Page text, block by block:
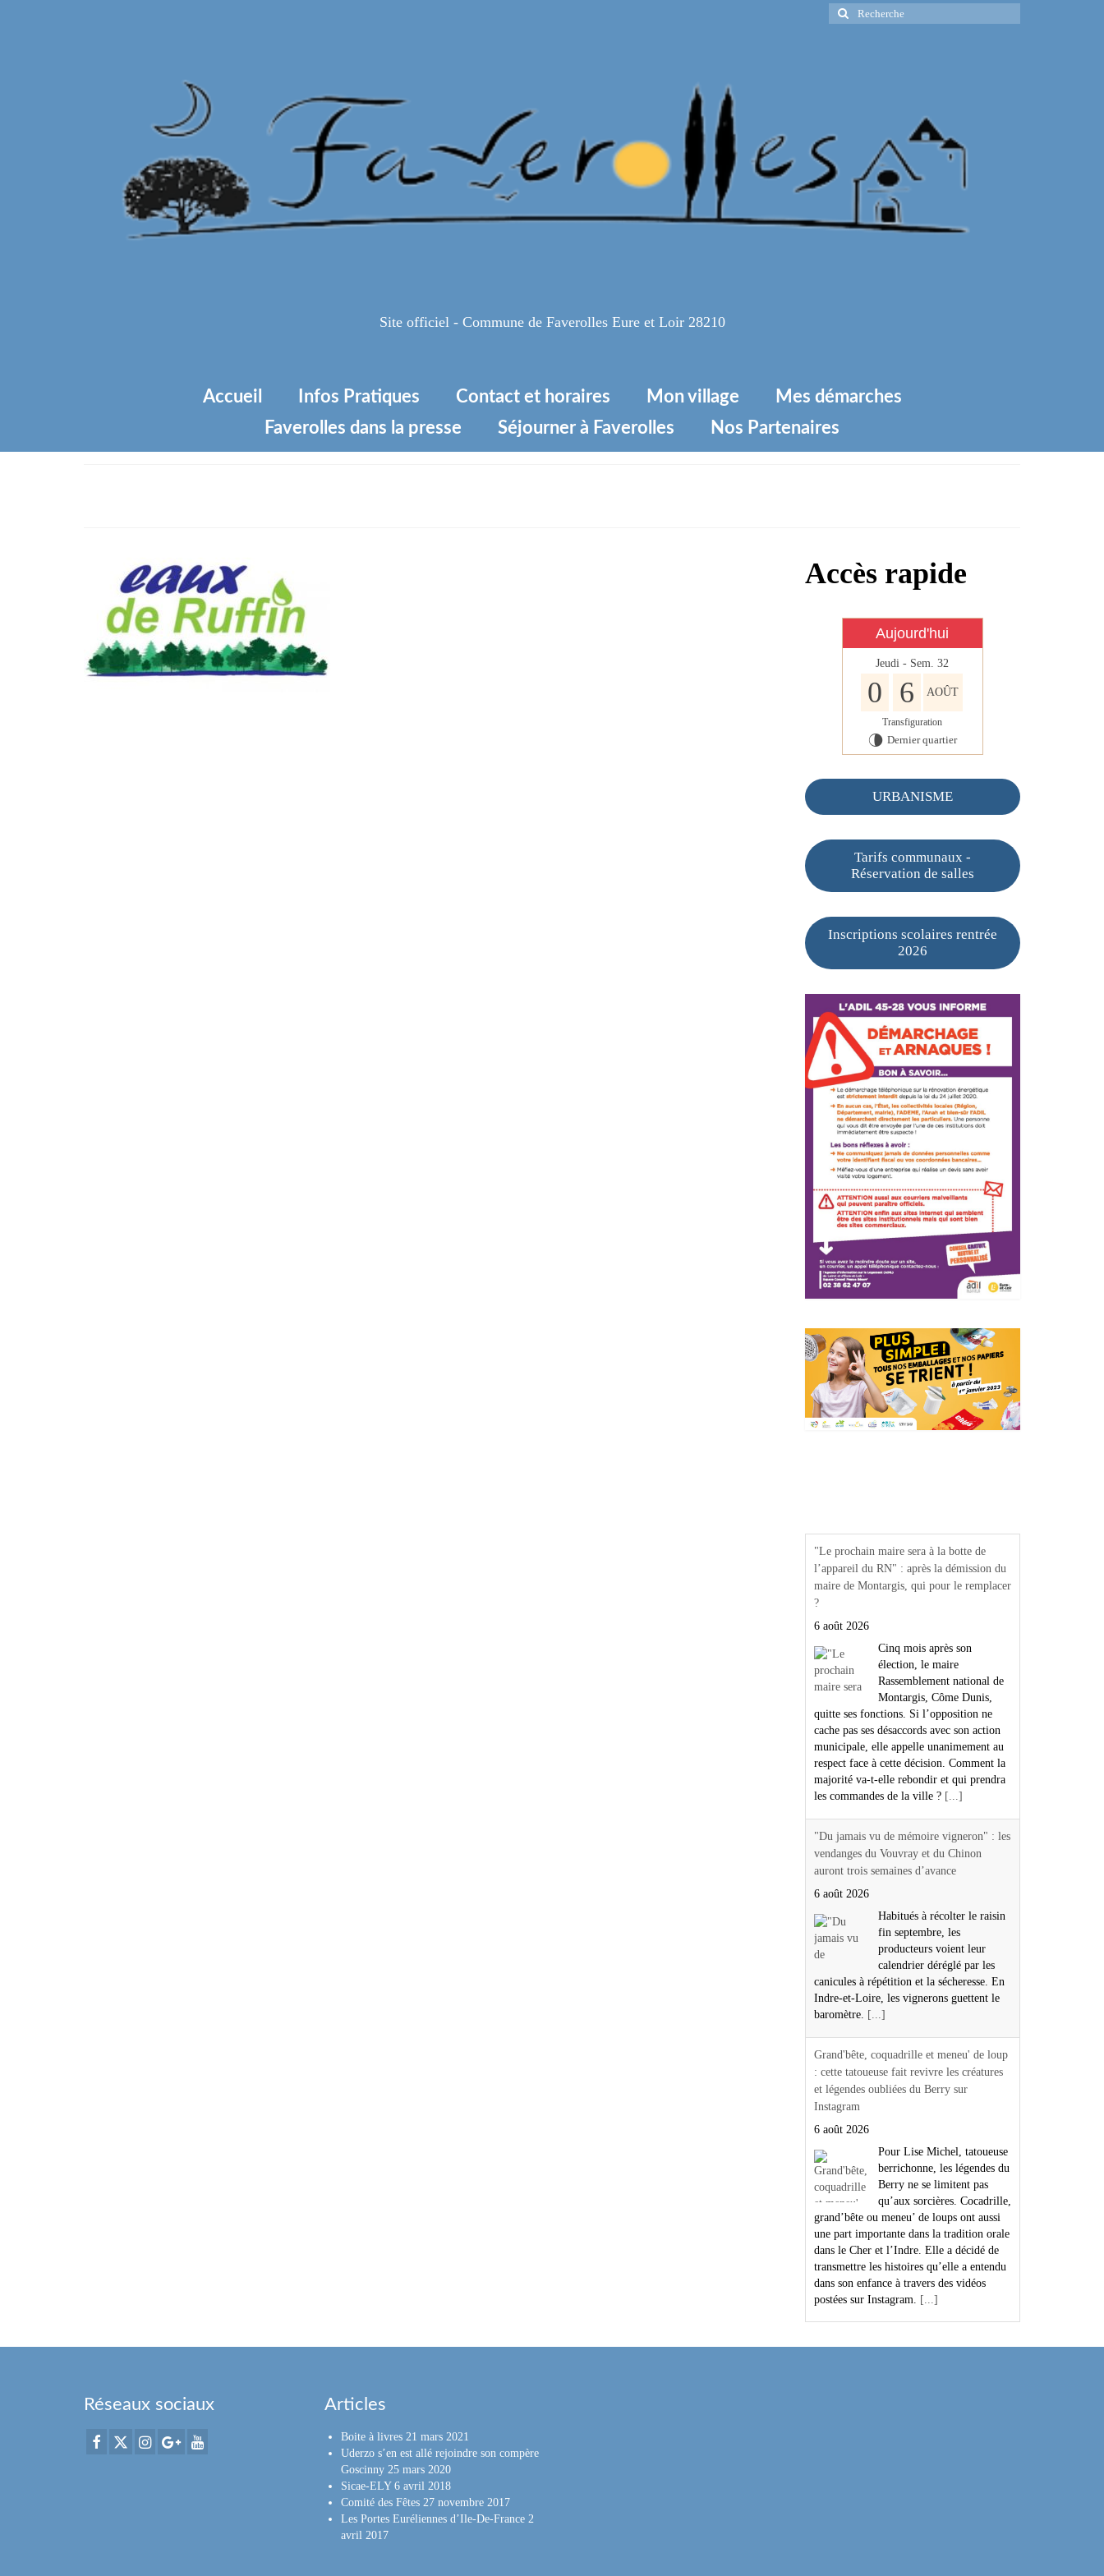
Rechercher
:
Site officiel - Commune de Faverolles Eure et Loir 28210
Accueil Infos Pratiques Contact et horaires Mon village
Mes démarches
Faverolles dans la presse
Séjourner à Faverolles Nos Partenaires
Accès rapide
Aujourd'hui
Jeudi - Sem. 32
0 6 AOÛT
Transfiguration
U Dernier quartier
URBANISME
Tarifs communaux -
Réservation de salles
Inscriptions scolaires rentrée
2026
"Le prochain maire sera à la botte de
l’appareil du RN" : après la démission du
maire de Montargis, qui pour le remplacer
?
6 août 2026
Cinq mois après son
élection, le maire
Rassemblement national de
Montargis, Côme Dunis,
quitte ses fonctions. Si l’opposition ne
cache pas ses désaccords avec son action
municipale, elle appelle unanimement au
respect face à cette décision. Comment la
majorité va-t-elle rebondir et qui prendra
les commandes de la ville ? [...]
"Du jamais vu de mémoire vigneron" : les
vendanges du Vouvray et du Chinon
auront trois semaines d’avance
6 août 2026
Habitués à récolter le raisin
fin septembre, les
producteurs voient leur
calendrier déréglé par les
canicules à répétition et la sécheresse. En
Indre-et-Loire, les vignerons guettent le
baromètre.
[...]
Grand'bête, coquadrille et meneu' de loup
: cette tatoueuse fait revivre les créatures
et légendes oubliées du Berry sur
Instagram
6 août 2026
Pour Lise Michel, tatoueuse
berrichonne, les légendes du
Berry ne se limitent pas
qu’aux sorcières. Cocadrille,
grand’bête ou meneu’ de loups ont aussi
une part importante dans la tradition orale
dans le Cher et l’Indre. Elle a décidé de
transmettre les histoires qu’elle a entendu
dans son enfance à travers des vidéos
postées sur Instagram.
[...]
Réseaux sociaux Articles
Boite à livres 21 mars 2021
Uderzo s’en est allé rejoindre son compère
Goscinny 25 mars 2020
Sicae-ELY 6 avril 2018
Comité des Fêtes 27 novembre 2017
Les Portes Euréliennes d’Ile-De-France 2
avril 2017